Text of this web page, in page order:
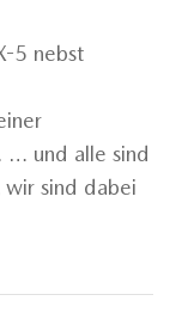
5 nebst
und alle sind
sind dabei